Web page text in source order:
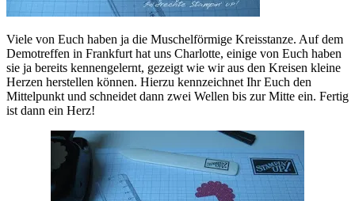
Viele von Euch haben ja die Muschelförmige Kreisstanze. Auf dem
Demotreffen in Frankfurt hat uns Charlotte, einige von Euch haben
sie ja bereits kennengelernt, gezeigt wie wir aus den Kreisen kleine
Herzen herstellen können. Hierzu kennzeichnet Ihr Euch den
Mittelpunkt und schneidet dann zwei Wellen bis zur Mitte ein. Fertig
ist dann ein Herz!